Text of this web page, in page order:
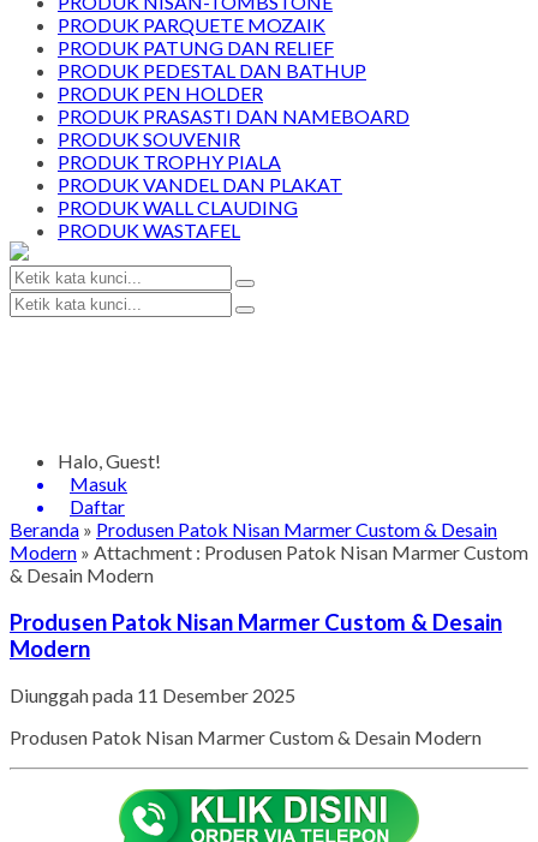
PRODUK PARQUETE MOZAIK
PRODUK PATUNG DAN RELIEF
PRODUK PEDESTAL DAN BATHUP
PRODUK PEN HOLDER
PRODUK PRASASTI DAN NAMEBOARD
PRODUK SOUVENIR
PRODUK TROPHY PIALA
PRODUK VANDEL DAN PLAKAT
PRODUK WALL CLAUDING
PRODUK WASTAFEL
Halo, Guest!
Masuk
Daftar
Beranda » Produsen Patok Nisan Marmer Custom & Desain
Modern » Attachment : Produsen Patok Nisan Marmer Custom
& Desain Modern
Produsen Patok Nisan Marmer Custom & Desain
Modern
Diunggah pada 11 Desember 2025
Produsen Patok Nisan Marmer Custom & Desain Modern